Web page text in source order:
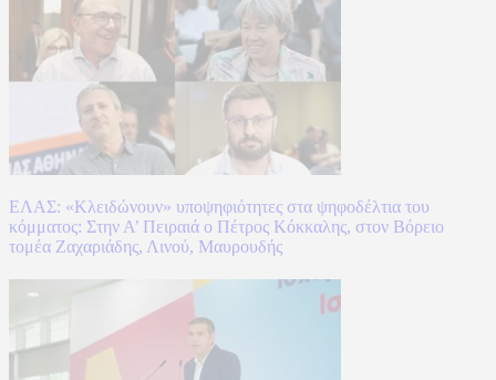
ΕΛΑΣ: «Κλειδώνουν» υποψηφιότητες στα ψηφοδέλτια του
κόμματος: Στην Α’ Πειραιά ο Πέτρος Κόκκαλης, στον Βόρειο
τομέα Ζαχαριάδης, Λινού, Μαυρουδής